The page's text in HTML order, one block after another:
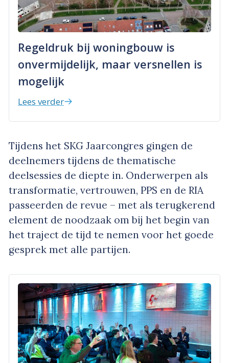
Regeldruk bij woningbouw is
onvermijdelijk, maar versnellen is
mogelijk
Lees verder
Tijdens het SKG Jaarcongres gingen de
deelnemers tijdens de thematische
deelsessies de diepte in. Onderwerpen als
transformatie, vertrouwen, PPS en de RIA
passeerden de revue – met als terugkerend
element de noodzaak om bij het begin van
het traject de tijd te nemen voor het goede
gesprek met alle partijen.